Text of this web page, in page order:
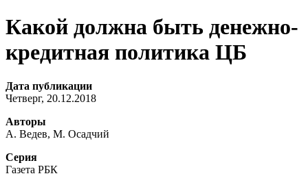
Какой должна быть денежно-
кредитная политика ЦБ
Дата публикации
Четверг, 20.12.2018
Авторы
А. Ведев, М. Осадчий
Серия
Газета РБК